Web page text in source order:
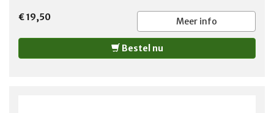
€ 19,50
Meer info
Bestel nu